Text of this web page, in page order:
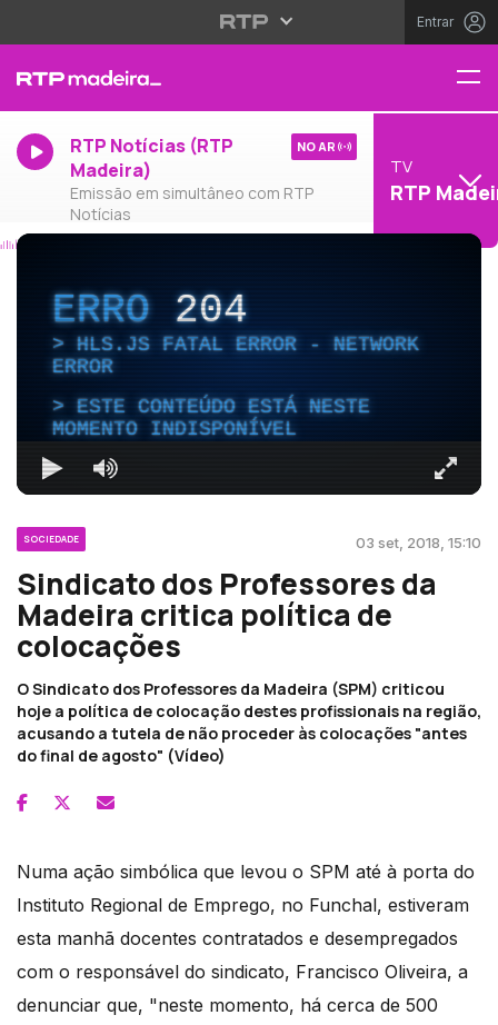
Entrar
RTP Notícias (RTP
Madeira)
Emissão em simultâneo com RTP
Notícias
NO AR
TV
RTP
ERRO204
HLS.JS FATAL ERROR - NETWORK
ERROR
ESTE CONTEÚDO ESTÁ NESTE
MOMENTO INDISPONÍVEL
SOCIEDADE 03 set, 2018, 15:10
Sindicato dos Professores da
Madeira critica política de
colocações
O Sindicato dos Professores da Madeira (SPM) criticou
hoje a política de colocação destes profissionais na região,
acusando a tutela de não proceder às colocações "antes
do final de agosto" (Vídeo)
Numa ação simbólica que levou o SPM até à porta do
Instituto Regional de Emprego, no Funchal, estiveram
esta manhã docentes contratados e desempregados
com o responsável do sindicato, Francisco Oliveira, a
denunciar que, "neste momento, há cerca de 500